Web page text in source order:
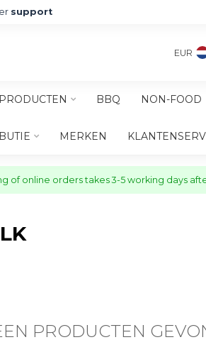
support
EUR
BBQ NON-FOOD
MERKEN
of online orders takes 3-5 working days
PRODUCTEN